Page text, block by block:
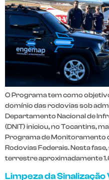
O Programa tem como
domínio das rodovias sob
Departamento Nacional de
(DNIT) iniciou, no Tocantins,
Programa de Monitoramento
Rodovias Federais. Nesta
terrestre aproximadamente
Limpeza da